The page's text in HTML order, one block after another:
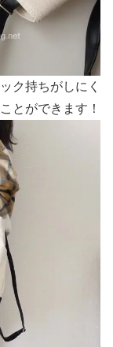
ク持ちがしにく
とができます！